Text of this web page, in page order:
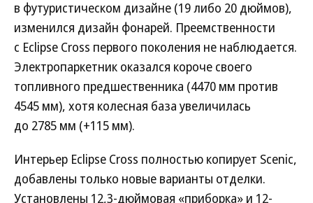
в футуристическом дизайне (19 либо 20 дюймов),
изменился дизайн фонарей. Преемственности
с Eclipse Cross первого поколения не наблюдается.
Электропаркетник оказался короче своего
топливного предшественника (4470 мм против
4545 мм), хотя колесная база увеличилась
до 2785 мм (+115 мм).
Интерьер Eclipse Cross полностью копирует Scenic,
добавлены только новые варианты отделки.
Установлены 12,3-дюймовая «приборка» и 12-